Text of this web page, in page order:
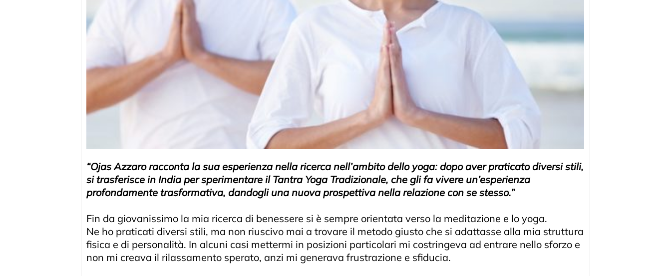
“Ojas Azzaro racconta la sua esperienza nella ricerca nell’ambito dello yoga: dopo aver praticato diversi stili,
si trasferisce in India per sperimentare il Tantra Yoga Tradizionale, che gli fa vivere un’esperienza
profondamente trasformativa, dandogli una nuova prospettiva nella relazione con se stesso.”
Fin da giovanissimo la mia ricerca di benessere si è sempre orientata verso la meditazione e lo yoga.
Ne ho praticati diversi stili, ma non riuscivo mai a trovare il metodo giusto che si adattasse alla mia struttura
fisica e di personalità. In alcuni casi mettermi in posizioni particolari mi costringeva ad entrare nello sforzo e
non mi creava il rilassamento sperato, anzi mi generava frustrazione e sfiducia.